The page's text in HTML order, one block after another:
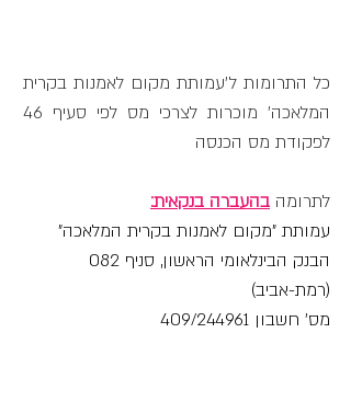
כל התרומות ל׳עמותת מקום לאמנות בקרית
המלאכה׳ מוכרות לצרכי מס לפי סעיף 46
לפקודת מס הכנסה
לתרומה בהעברה בנקאית:
עמותת "מקום לאמנות בקרית המלאכה"
הבנק הבינלאומי הראשון, סניף 082
(רמת-אביב)
מס' חשבון 409/244961